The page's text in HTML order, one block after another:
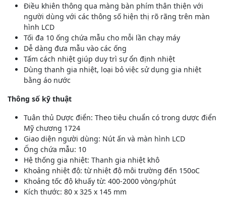
Điều khiên thông qua màng bàn phím thân thiện với
người dùng với các thông số hiện thị rõ rãng trên màn
hình LCD
Tối đa 10 ống chứa mẫu cho mỗi lần chạy máy
Dễ dàng đưa mẫu vào các ống
Tấm cách nhiệt giúp duy trì sự ổn định nhiệt
Dùng thanh gia nhiệt, loại bỏ việc sử dụng gia nhiệt
bằng áo nước
Thông số kỹ thuật
Tuân thủ Dược điển: Theo tiêu chuẩn có trong dược điển
Mỹ chương 1724
Giao diện người dùng: Nút ấn và màn hình LCD
Ống chứa mẫu: 10
Hệ thống gia nhiệt: Thanh gia nhiệt khô
Khoảng nhiệt độ: từ nhiệt độ môi trường đến 150oC
Khoảng tốc độ khuấy từ: 400-2000 vòng/phút
Kích thước: 80 x 325 x 145 mm